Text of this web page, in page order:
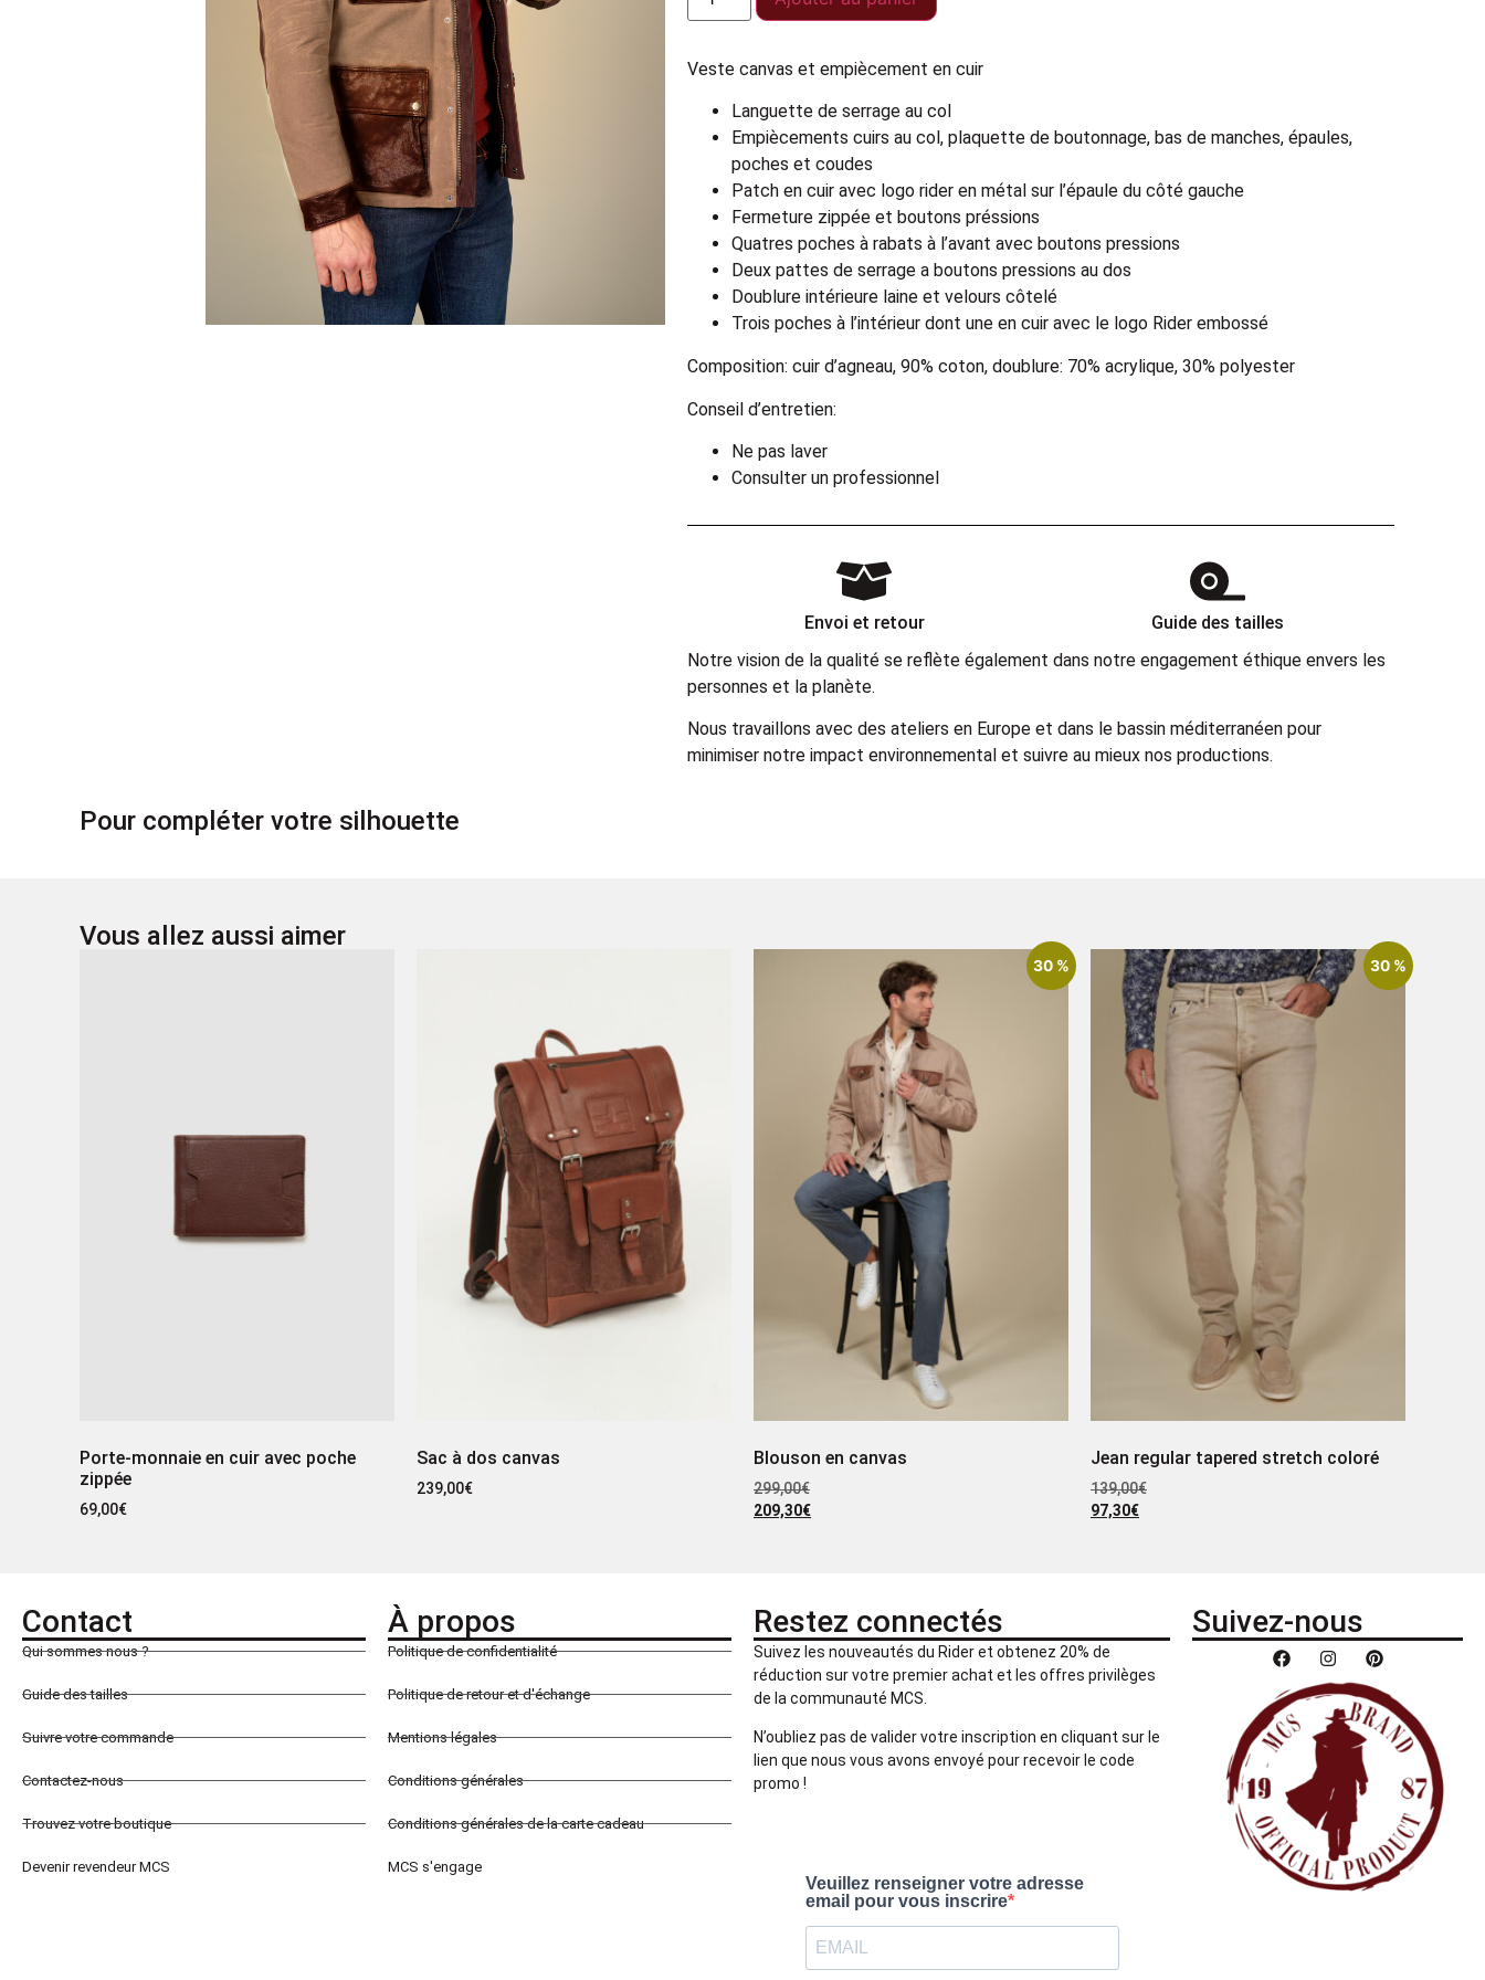
Veste canvas et empiècement en cuir
Languette de serrage au col
Empiècements cuirs au col, plaquette de boutonnage, bas de manches, épaules,
poches et coudes
Patch en cuir avec logo rider en métal sur l’épaule du côté gauche
Fermeture zippée et boutons préssions
Quatres poches à rabats à l’avant avec boutons pressions
Deux pattes de serrage a boutons pressions au dos
Doublure intérieure laine et velours côtelé
Trois poches à l’intérieur dont une en cuir avec le logo Rider embossé
Composition: cuir d’agneau, 90% coton, doublure: 70% acrylique, 30% polyester
Conseil d’entretien:
Ne pas laver
Consulter un professionnel
Envoi et retour
Guide des tailles
Notre vision de la qualité se reflète également dans notre engagement éthique envers les
personnes et la planète.
Nous travaillons avec des ateliers en Europe et dans le bassin méditerranéen pour
minimiser notre impact environnemental et suivre au mieux nos productions.
Pour compléter votre silhouette
Vous allez aussi aimer
Porte-monnaie en cuir avec poche
zippée
69,00€
Sac à dos canvas
239,00€
30 %
Blouson en canvas
299,00€
209,30€
30 %
Jean regular tapered stretch coloré
139,00€
97,30€
Contact
Qui sommes nous ?
Guide des tailles
Suivre votre commande
Contactez-nous
Trouvez votre boutique
Devenir revendeur MCS
À propos
Politique de confidentialité
Politique de retour et d'échange
Mentions légales
Conditions générales
Conditions générales de la carte cadeau
MCS s'engage
Restez connectés
Suivez les nouveautés du Rider et obtenez 20% de
réduction sur votre premier achat et les offres privilèges
de la communauté MCS.
N’oubliez pas de valider votre inscription en cliquant sur le
lien que nous vous avons envoyé pour recevoir le code
promo !
Veuillez renseigner votre adresse
email pour vous inscrire
Suivez-nous